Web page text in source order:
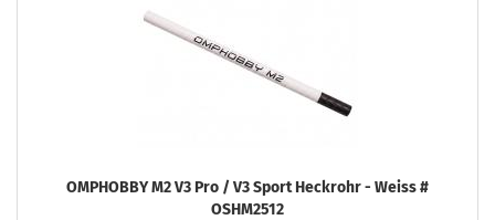
OMPHOBBY M2 V3 Pro / V3 Sport Heckrohr - Weiss #
OSHM2512